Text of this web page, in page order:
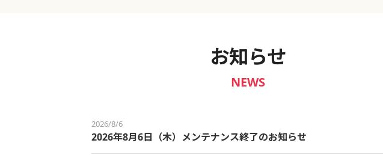
お知らせ
NEWS
2026/8/6
2026年8月6日（木）メンテナンス終了のお知らせ